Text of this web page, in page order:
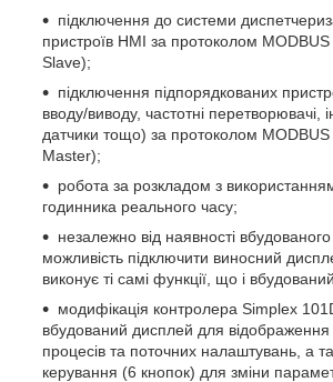
підключення до системи
пристроїв HMI за протоколом
Slave);
підключення підпорядкованих
вводу/виводу, частотні перетворювачі,
датчики тощо) за протоколом
Master);
робота за розкладом з
годинника реального часу;
незалежно від наявності
можливість підключити виносний
виконує ті самі функції, що і
модифікація контролера Simplex
вбудований дисплей для відображення
процесів та поточних налаштувань, а
керування (6 кнопок) для зміни